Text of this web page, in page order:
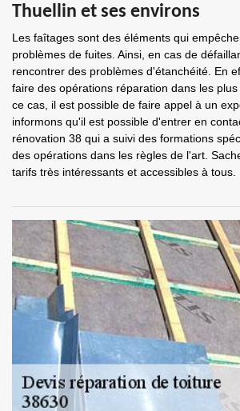
Thuellin et ses environs
Les faîtages sont des éléments qui
problèmes de fuites. Ainsi, en cas de
rencontrer des problèmes d'étanchéité. En
faire des opérations réparation dans les
ce cas, il est possible de faire appel à un
informons qu'il est possible d'entrer en
rénovation 38 qui a suivi des formations
des opérations dans les règles de l'art.
tarifs très intéressants et accessibles à tous.